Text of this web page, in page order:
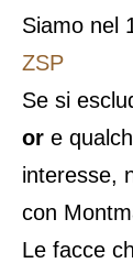
Siamo nel
ZSP
Se si
or e
interesse,
con
Le facce